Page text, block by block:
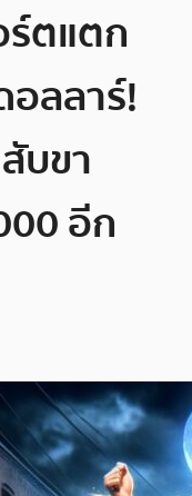
ตแตก
ลลาร์!
บขา
อีก